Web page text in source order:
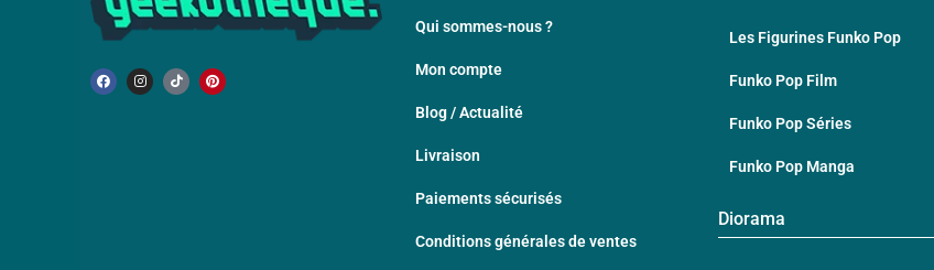
Qui sommes-nous ?
Mon compte
Blog / Actualité
Livraison
Paiements sécurisés
Conditions générales de ventes
Les Figurines Funko Pop
Funko Pop Film
Funko Pop Séries
Funko Pop Manga
Diorama